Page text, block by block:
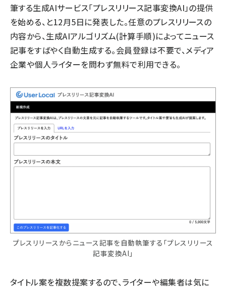
筆する生成AIサービス「プレスリリース記事変換AI」の提供
を始める、と12月5日に発表した。任意のプレスリリースの
内容から、生成AIアルゴリズム(計算手順)によってニュース
記事をすばやく自動生成する。会員登録は不要で、メディア
企業や個人ライターを問わず無料で利用できる。
プレスリリースからニュース記事を自動執筆する「プレスリリース
記事変換AI」
タイトル案を複数提案するので、ライターや編集者は気に